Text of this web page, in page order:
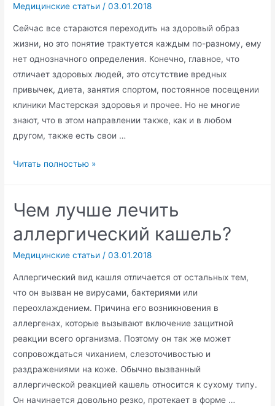
Медицинские статьи /03.01.2018
Сейчас все стараются переходить на здоровый образ
жизни, но это понятие трактуется каждым по-разному, ему
нет однозначного определения. Конечно, главное, что
отличает здоровых людей, это отсутствие вредных
привычек, диета, занятия спортом, постоянное посещении
клиники Мастерская здоровья и прочее. Но не многие
знают, что в этом направлении также, как и в любом
другом, также есть свои …
Модные
здоровом
жизни
Читать полностью »
Чем лучше лечить
аллергический кашель?
Медицинские статьи /03.01.2018
Аллергический вид кашля отличается от остальных тем,
что он вызван не вирусами, бактериями или
переохлаждением. Причина его возникновения в
аллергенах, которые вызывают включение защитной
реакции всего организма. Поэтому он так же может
сопровождаться чиханием, слезоточивостью и
раздражениями на коже. Обычно вызванный
аллергической реакцией кашель относится к сухому типу.
Он начинается довольно резко, протекает в форме …